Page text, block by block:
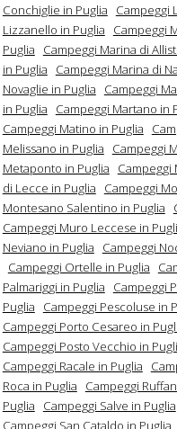
Conchiglie in Puglia
Campeggi
Lizzanello in Puglia
Campeggi
Puglia
Campeggi Marina di
in Puglia
Campeggi Marina di
Novaglie in Puglia
Campeggi
in Puglia
Campeggi Martano in
Campeggi Matino in Puglia
Melissano in Puglia
Campeggi
Metaponto in Puglia
Campeggi
di Lecce in Puglia
Campeggi
Montesano Salentino in Puglia
Campeggi Muro Leccese in
Neviano in Puglia
Campeggi
Campeggi Ortelle in Puglia
Palmariggi in Puglia
Campeggi
Puglia
Campeggi Pescoluse in
Campeggi Porto Cesareo in
Campeggi Posto Vecchio in
Campeggi Racale in Puglia
Roca in Puglia
Campeggi
Puglia
Campeggi Salve in Puglia
Campeggi San Cataldo in Puglia